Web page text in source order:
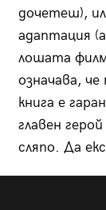
дочетеш),
адаптация
лошата
означава,
книга е
главен
сляпо. Да